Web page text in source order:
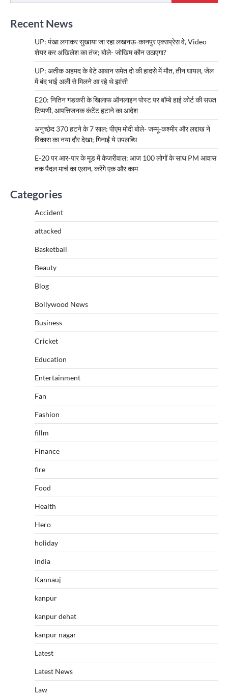
Recent News
UP: पंखा लगाकर सुखाया जा रहा लखनऊ-कानपुर एक्सप्रेस वे, Video
शेयर कर अखिलेश का तंज; बोले- जोखिम कौन उठाएगा?
UP: अतीक अहमद के बेटे आबान समेत दो की हादसे में मौत, तीन घायल, जेल
में बंद भाई अली से मिलने आ रहे थे झांसी
E20: नितिन गडकरी के खिलाफ ऑनलाइन पोस्ट पर बॉम्बे हाई कोर्ट की सख्त
टिप्पणी, आपत्तिजनक कंटेंट हटाने का आदेश
अनुच्छेद 370 हटने के 7 साल: पीएम मोदी बोले- जम्मू-कश्मीर और लद्दाख ने
विकास का नया दौर देखा; गिनाईं ये उपलब्धि
E-20 पर आर-पार के मूड में केजरीवाल: आज 100 लोगों के साथ PM आवास
तक पैदल मार्च का एलान, करेंगे एक और काम
Categories
Accident
attacked
Basketball
Beauty
Blog
Bollywood News
Business
Cricket
Education
Entertainment
Fan
Fashion
fillm
Finance
fire
Food
Health
Hero
holiday
india
Kannauj
kanpur
kanpur dehat
kanpur nagar
Latest
Latest News
Law